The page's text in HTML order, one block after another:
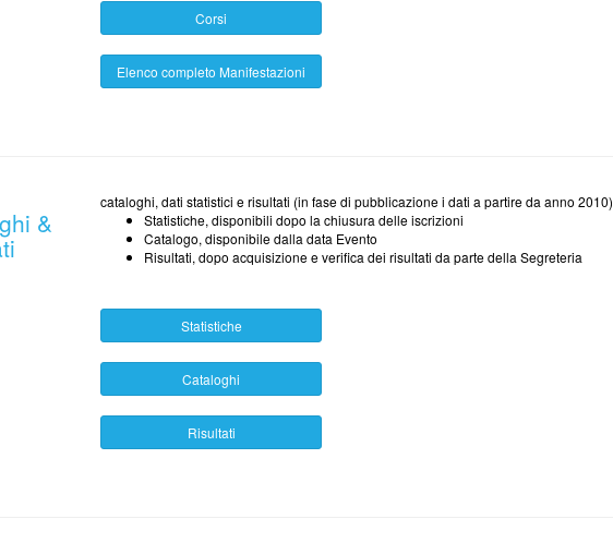
Corsi
Elenco completo Manifestazioni
&
cataloghi, dati statistici e risultati (in fase di pubblicazione i dati a partire da anno 2010)
Statistiche, disponibili dopo la chiusura delle iscrizioni
Catalogo, disponibile dalla data Evento
Risultati, dopo acquisizione e verifica dei risultati da parte della Segreteria
Statistiche
Cataloghi
Risultati